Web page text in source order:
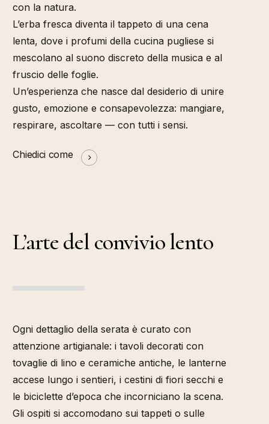
con la natura.
L’erba fresca diventa il tappeto di una cena
lenta, dove i profumi della cucina pugliese si
mescolano al suono discreto della musica e al
fruscio delle foglie.
Un’esperienza che nasce dal desiderio di unire
gusto, emozione e consapevolezza: mangiare,
respirare, ascoltare — con tutti i sensi.
Chiedici come
L’arte del convivio lento
Ogni dettaglio della serata è curato con
attenzione artigianale: i tavoli decorati con
tovaglie di lino e ceramiche antiche, le lanterne
accese lungo i sentieri, i cestini di fiori secchi e
le biciclette d’epoca che incorniciano la scena.
Gli ospiti si accomodano sui tappeti o sulle